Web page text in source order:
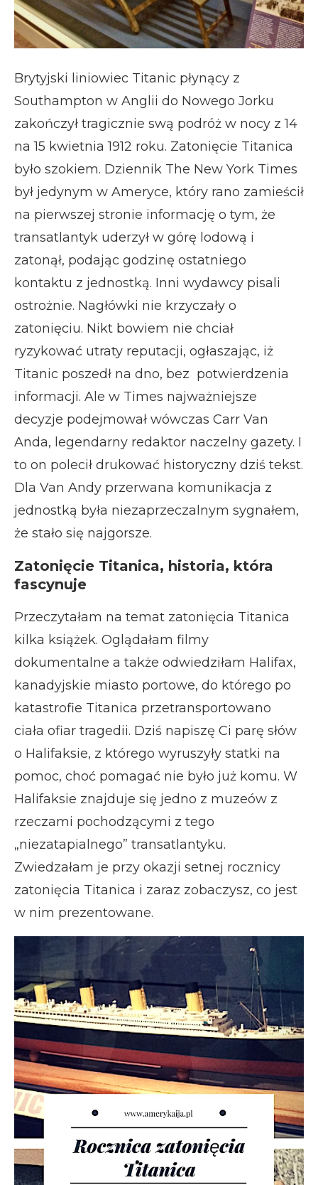
Brytyjski liniowiec Titanic płynący z
Southampton w Anglii do Nowego Jorku
zakończył tragicznie swą podróż w nocy z 14
na 15 kwietnia 1912 roku. Zatonięcie Titanica
było szokiem. Dziennik The New York Times
był jedynym w Ameryce, który rano zamieścił
na pierwszej stronie informację o tym, że
transatlantyk uderzył w górę lodową i
zatonął, podając godzinę ostatniego
kontaktu z jednostką. Inni wydawcy pisali
ostrożnie. Nagłówki nie krzyczały o
zatonięciu. Nikt bowiem nie chciał
ryzykować utraty reputacji, ogłaszając, iż
Titanic poszedł na dno, bez potwierdzenia
informacji. Ale w Times najważniejsze
decyzje podejmował wówczas Carr Van
Anda, legendarny redaktor naczelny gazety. I
to on polecił drukować historyczny dziś tekst.
Dla Van Andy przerwana komunikacja z
jednostką była niezaprzeczalnym sygnałem,
że stało się najgorsze.
Zatonięcie Titanica, historia, która
fascynuje
Przeczytałam na temat zatonięcia Titanica
kilka książek. Oglądałam filmy
dokumentalne a także odwiedziłam Halifax,
kanadyjskie miasto portowe, do którego po
katastrofie Titanica przetransportowano
ciała ofiar tragedii. Dziś napiszę Ci parę słów
o Halifaksie, z którego wyruszyły statki na
pomoc, choć pomagać nie było już komu. W
Halifaksie znajduje się jedno z muzeów z
rzeczami pochodzącymi z tego
„niezatapialnego” transatlantyku.
Zwiedzałam je przy okazji setnej rocznicy
zatonięcia Titanica i zaraz zobaczysz, co jest
w nim prezentowane.